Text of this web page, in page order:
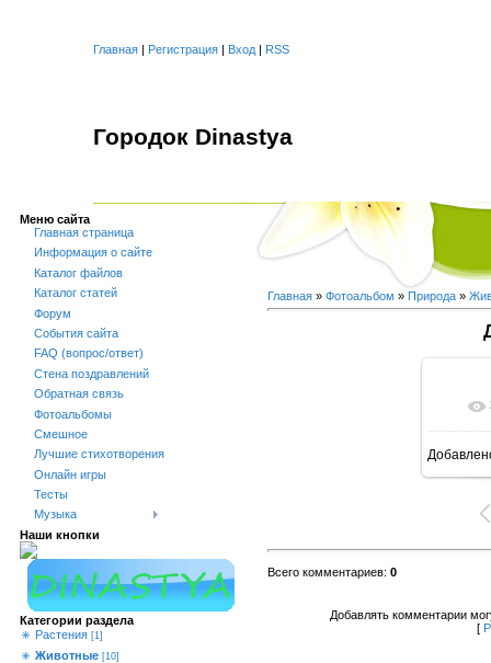
Главная | Регистрация | Вход | RSS
Городок Dinastya
Меню сайта
Главная страница
Информация о сайте
Каталог файлов
Каталог статей
Форум
События сайта
FAQ (вопрос/ответ)
Стена поздравлений
Обратная связь
Фотоальбомы
Смешное
Лучшие стихотворения
Онлайн игры
Тесты
Музыка
Наши кнопки
Категории раздела
Растения [1]
Животные [10]
Главная » Фотоальбом » Природа »
Всего комментариев: 0
Добавлять комментарии
[